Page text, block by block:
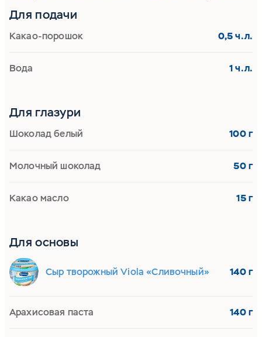
Для подачи
Какао-порошок 0,5 ч.л.
Вода 1 ч.л.
Для глазури
Шоколад белый 100 г
Молочный шоколад 50 г
Какао масло 15 г
Для основы
Сыр творожный Viola «Сливочный» 140 г
Арахисовая паста 140 г